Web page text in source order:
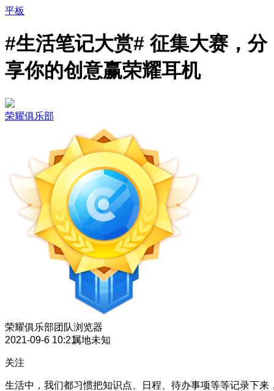
平板
#生活笔记大赏# 征集大赛，分
享你的创意赢荣耀耳机
荣耀俱乐部
荣耀俱乐部团队浏览器
2021-09-6 10:21属地未知
关注
生活中，我们都习惯把知识点、日程、待办事项等等记录下来